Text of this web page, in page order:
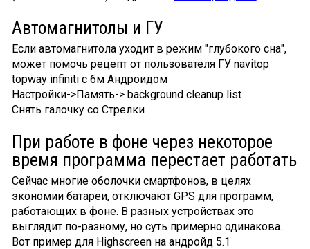
Автомагнитолы и ГУ
Если автомагнитола уходит в режим "глубокого сна",
может помочь рецепт от пользователя ГУ navitop
topway infiniti с 6м Андроидом
Настройки->Память-> background cleanup list
Снять галочку со Стрелки
При работе в фоне через некоторое
время программа перестает работать
Сейчас многие оболочки смартфонов, в целях
экономии батареи, отключают GPS для программ,
работающих в фоне. В разных устройствах это
выглядит по-разному, но суть примерно одинакова.
Вот пример для Highscreen на андройд 5.1